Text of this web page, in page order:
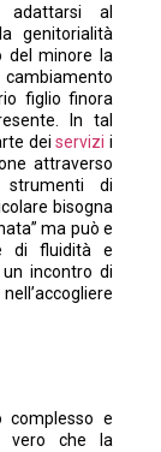
al
genitorialità
del minore la
figlio finora
In tal
deiservizi i
attraverso
di
bisogna
ma può e
di fluidità e
incontro di
complesso e
vero che la